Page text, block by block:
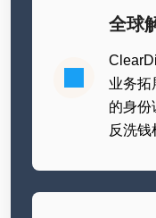
全球
业务拓
的身份
反洗钱